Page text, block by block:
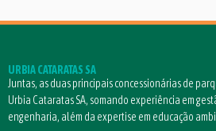
URBIA CATARATAS SA
Juntas, as duas principais concessionárias de
Urbia Cataratas SA, somando experiência em
engenharia, além da expertise em educação